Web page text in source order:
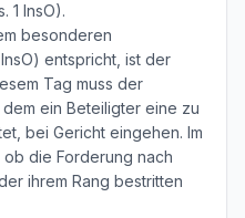
1 InsO).
besonderen
entspricht, ist der
Tag muss der
ein Beteiligter eine zu
bei Gericht eingehen. Im
die Forderung nach
ihrem Rang bestritten